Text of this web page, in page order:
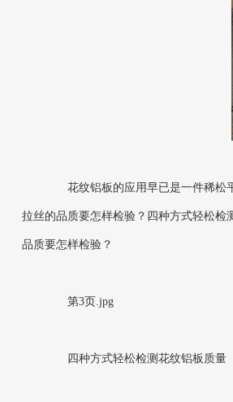
花纹铝板的应用早已是一件稀松平
拉丝的品质要怎样检验？四种方式轻松
品质要怎样检验？
第3页.jpg
四种方式轻松检测花纹铝板质量